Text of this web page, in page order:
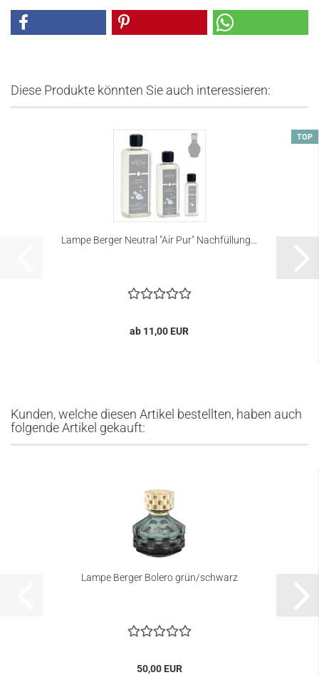
Diese Produkte könnten Sie auch interessieren:
TOP
Lampe Berger Neutral "Air Pur" Nachfüllung...
ab 11,00 EUR
Kunden, welche diesen Artikel bestellten, haben auch
folgende Artikel gekauft:
Lampe Berger Bolero grün/schwarz
50,00 EUR